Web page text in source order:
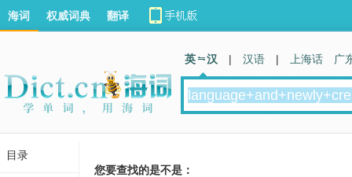
您要查找的是不是：
海词 权威词典 翻译
英 汉 | 汉语 | 上海话 广
目录